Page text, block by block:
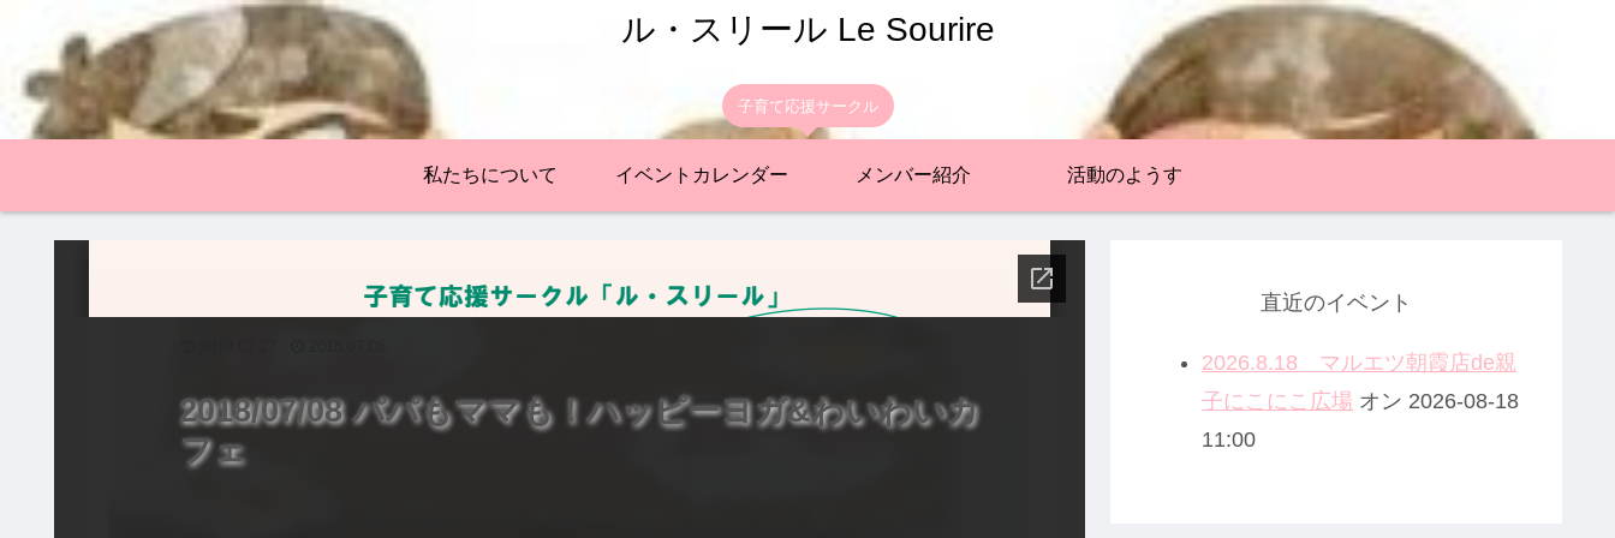
ル・スリール Le Sourire
子育て応援サークル
私たちについて イベントカレンダー メンバー紹介 活動のようす
2018/07/08 パパもママも！ハッピーヨガ&わいわいカ
フェ
直近のイベント
2026.8.18 マルエツ朝霞店de親
子にこにこ広場 オン 2026-08-18
11:00